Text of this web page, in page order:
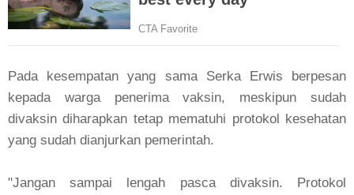
Pada kesempatan yang sama Serka Erwis berpesan
kepada warga penerima vaksin, meskipun sudah
divaksin diharapkan tetap mematuhi protokol kesehatan
yang sudah dianjurkan pemerintah.
"Jangan sampai lengah pasca divaksin. Protokol